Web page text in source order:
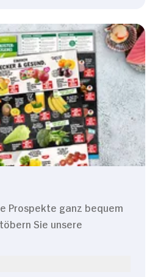
Prospekte ganz bequem
Sie unsere